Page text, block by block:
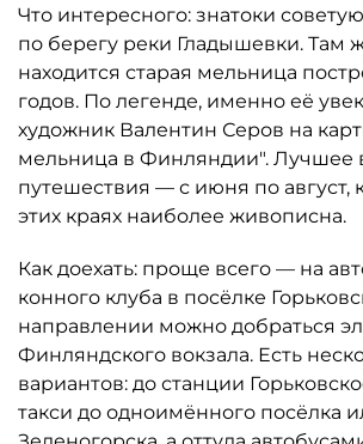
Что интересного: знатоки
по берегу реки Гладышевки. Там
находится старая мельница
годов. По легенде, именно её
художник Валентин Серов на
мельница в Финляндии". Лучшее
путешествия — с июня по август,
этих краях наиболее живописна.
Как доехать: проще всего — на
конного клуба в посёлке
направлении можно добраться
Финляндского вокзала. Есть
вариантов: до станции
такси до одноимённого посёлка